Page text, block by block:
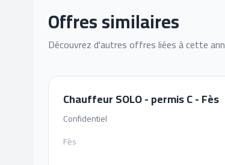
Offres similaires
Découvrez d'autres offres liées à cette
Chauffeur SOLO - permis C - Fès
Confidentiel
Fès